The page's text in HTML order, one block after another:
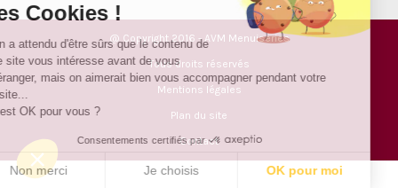
@ Copyright 2016 - AVM Menuiseries
Tous droits réservés
Mentions légales
Plan du site
Contact
les Cookies !
On a attendu d'être sûrs que le contenu de
ce site vous intéresse avant de vous
déranger, mais on aimerait bien vous accompagner pendant votre
visite...
C'est OK pour vous ?
Consentements certifiés par
Non merci Je choisis OK pour moi